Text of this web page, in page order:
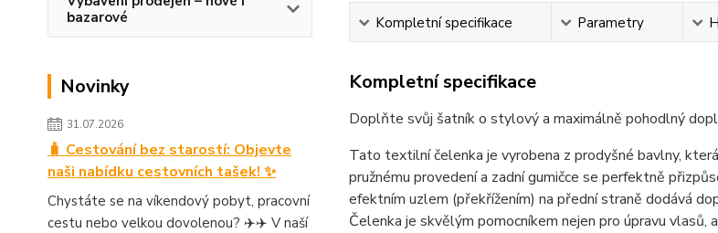
bazarové
Novinky
31.07.2026
🧳 Cestování bez starostí: Objevte
naši nabídku cestovních tašek! ✨
Chystáte se na víkendový pobyt, pracovní
cestu nebo velkou dovolenou? ✈️✈️ V naší
Kompletní specifikace Parametry
Kompletní specifikace
Doplňte svůj šatník o stylový a maximálně pohodlný
Tato textilní čelenka je vyrobena z prodyšné bavlny,
pružnému provedení a zadní gumičce se perfektně
efektním uzlem (překřížením) na přední straně dodává
Čelenka je skvělým pomocníkem nejen pro úpravu